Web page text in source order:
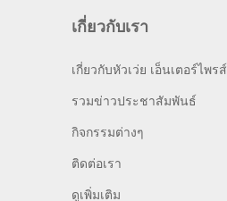
เกี่ยวกับเรา
เกี่ยวกับหัวเว่ย เอ็นเตอร์ไพรส์
รวมข่าวประชาสัมพันธ์
กิจกรรมต่างๆ
ติดต่อเรา
ดูเพิ่มเติม